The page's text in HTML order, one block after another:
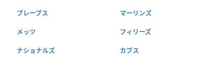
ブレーブス マーリンズ
メッツ フィリーズ
ナショナルズ カブス